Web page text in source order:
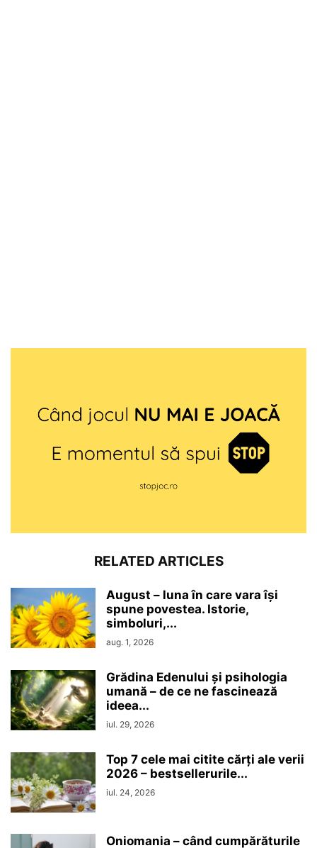
RELATED ARTICLES
August – luna în care vara își
spune povestea. Istorie,
simboluri,...
aug. 1, 2026
Grădina Edenului și psihologia
umană – de ce ne fascinează
ideea...
iul. 29, 2026
Top 7 cele mai citite cărți ale verii
2026 – bestsellerurile...
iul. 24, 2026
Oniomania – când cumpărăturile